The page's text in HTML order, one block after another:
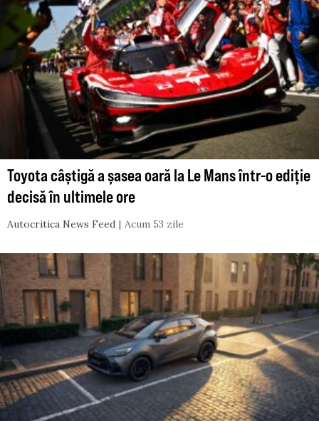
Toyota câștigă a șasea oară la Le Mans într-o ediție
decisă în ultimele ore
Autocritica News Feed Acum 53 zile